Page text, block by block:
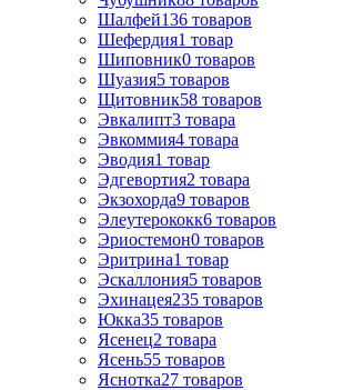
Шалфей136 товаров
Шефердия1 товар
Шиповник0 товаров
Шуазия5 товаров
Щитовник58 товаров
Эвкалипт3 товара
Эвкоммия4 товара
Эводия1 товар
Эдгевортия2 товара
Экзохорда9 товаров
Элеутерококк6 товаров
Эриостемон0 товаров
Эритрина1 товар
Эскаллония5 товаров
Эхинацея235 товаров
Юкка35 товаров
Ясенец2 товара
Ясень55 товаров
Яснотка27 товаров